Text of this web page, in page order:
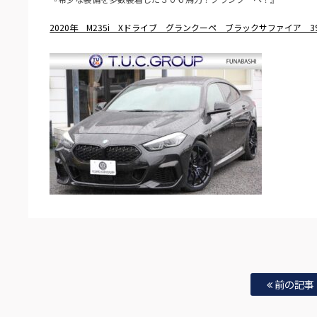
2020年 M235i Xドライブ グランクーペ ブラックサファイア
前の記事